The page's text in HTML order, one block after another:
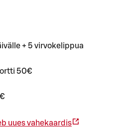
+ 5 virvokelippua
50€
uues vahekaardis